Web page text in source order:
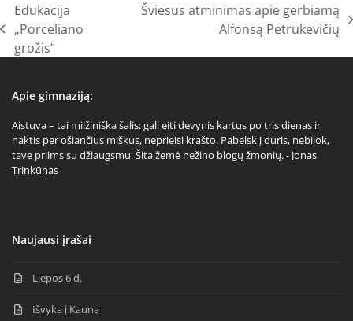
previous
post:
Edukacija
„Porceliano
grožis“
Šviesus atminimas apie gerbiamą
Alfonsą Petrukevičių
Apie gimnaziją:
Aistuva – tai milžiniška šalis: gali eiti devynis kartus po tris dienas ir
naktis per ošiančius miškus, neprieisi krašto. Pabelsk į duris, nebijok,
tave priims su džiaugsmu. Šita žemė nežino blogų žmonių. - Jonas
Trinkūnas
Naujausi įrašai
Liepos 6 d.
Išvyka į Kauną